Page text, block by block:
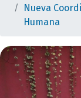
Nueva
Humana